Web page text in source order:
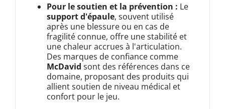
Pour le soutien et la prévention : Le
support d'épaule, souvent utilisé
après une blessure ou en cas de
fragilité connue, offre une stabilité et
une chaleur accrues à l'articulation.
Des marques de confiance comme
McDavid sont des références dans ce
domaine, proposant des produits qui
allient soutien de niveau médical et
confort pour le jeu.